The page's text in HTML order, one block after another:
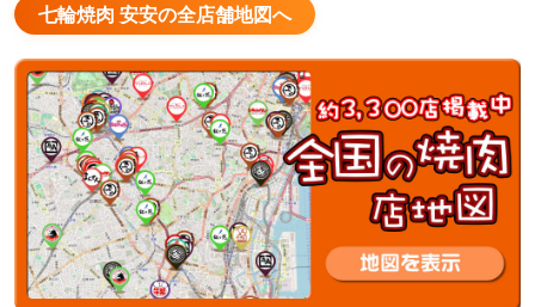
七輪焼肉 安安の全店舗地図へ